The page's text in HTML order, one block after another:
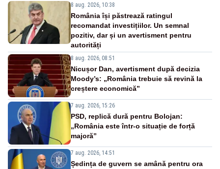
8 aug. 2026, 10:38
România își păstrează ratingul
recomandat investițiilor. Un semnal
pozitiv, dar și un avertisment pentru
autorități
8 aug. 2026, 08:51
Nicușor Dan, avertisment după decizia
Moody’s: „România trebuie să revină la
creștere economică”
7 aug. 2026, 15:26
PSD, replică dură pentru Bolojan:
„România este într-o situație de forță
majoră”
7 aug. 2026, 14:51
Ședința de guvern se amână pentru ora